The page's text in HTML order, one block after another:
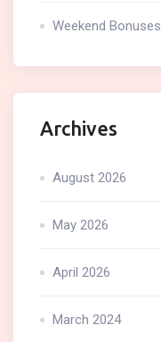
Weekend Bonuses
Archives
August 2026
May 2026
April 2026
March 2024